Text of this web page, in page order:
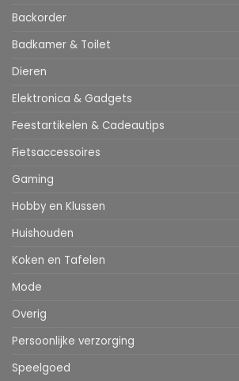
Backorder
Badkamer & Toilet
Dieren
Elektronica & Gadgets
Feestartikelen & Cadeautips
Fietsaccessoires
Gaming
Hobby en Klussen
Huishouden
Koken en Tafelen
Mode
Overig
Persoonlijke verzorging
Speelgoed